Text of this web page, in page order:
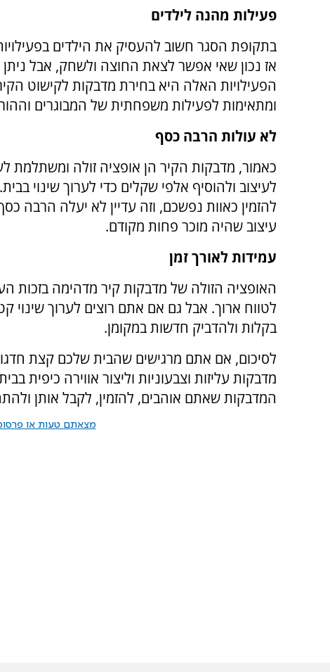
פעילות מהנה לילדים
בתקופת הסגר חשוב להעסיק את הילדים
אז נכון שאי אפשר לצאת החוצה ולשחק, אבל ניתן
הפעילויות האלה היא בחירת מדבקות לקישוט
ומתאימות לפעילות משפחתית של המבוגרים
לא עולות הרבה כסף
כאמור, מדבקות הקיר הן אופציה זולה ומשתלמת
לעיצוב ולהוסיף אלפי שקלים כדי לערוך שינוי
להזמין כאוות נפשכם, וזה עדיין לא יעלה
עיצוב שהיה מוכר פחות מקודם.
עמידות לאורך זמן
האופציה הזולה של מדבקות קיר מדהימה בזכות
לטווח ארוך. אבל גם אם אתם רוצים לערוך שינוי
בקלות ולהדביק חדשות במקומן.
לסיכום, אם אתם מרגישים שהבית שלכם קצת
מדבקות עליזות וצבעוניות וליצור אווירה
המדבקות שאתם אוהבים, להזמין, לקבל אותן
מצאתם טעות או